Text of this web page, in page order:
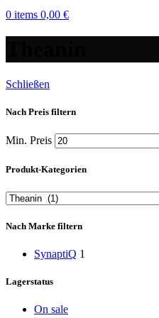
0 items 0,00 €
Schließen
Nach Preis filtern
Min. Preis
Produkt-Kategorien
Nach Marke filtern
SynaptiQ 1
Lagerstatus
On sale